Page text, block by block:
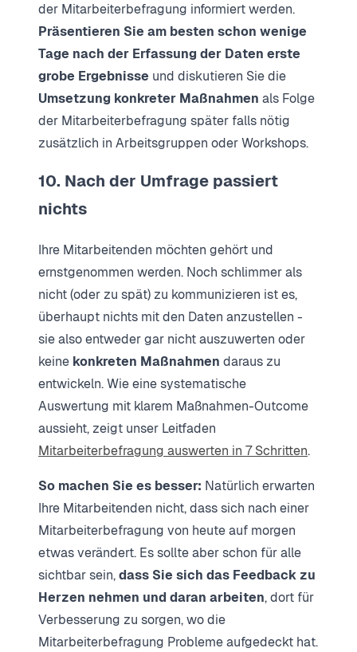
der Mitarbeiterbefragung informiert werden.
Präsentieren Sie am besten schon wenige
Tage nach der Erfassung der Daten erste
grobe Ergebnisse und diskutieren Sie die
Umsetzung konkreter Maßnahmen als Folge
der Mitarbeiterbefragung später falls nötig
zusätzlich in Arbeitsgruppen oder Workshops.
10. Nach der Umfrage passiert
nichts
Ihre Mitarbeitenden möchten gehört und
ernstgenommen werden. Noch schlimmer als
nicht (oder zu spät) zu kommunizieren ist es,
überhaupt nichts mit den Daten anzustellen -
sie also entweder gar nicht auszuwerten oder
keine konkreten Maßnahmen daraus zu
entwickeln. Wie eine systematische
Auswertung mit klarem Maßnahmen-Outcome
aussieht, zeigt unser Leitfaden
Mitarbeiterbefragung auswerten in 7 Schritten.
So machen Sie es besser: Natürlich erwarten
Ihre Mitarbeitenden nicht, dass sich nach einer
Mitarbeiterbefragung von heute auf morgen
etwas verändert. Es sollte aber schon für alle
sichtbar sein,dass Sie sich das Feedback zu
Herzen nehmen und daran arbeiten, dort für
Verbesserung zu sorgen, wo die
Mitarbeiterbefragung Probleme aufgedeckt hat.